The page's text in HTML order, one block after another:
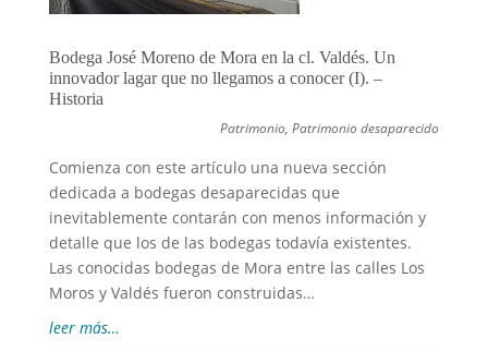
Bodega José Moreno de Mora en la cl. Valdés. Un
innovador lagar que no llegamos a conocer (I). –
Historia
Patrimonio,Patrimonio desaparecido
Comienza con este artículo una nueva sección
dedicada a bodegas desaparecidas que
inevitablemente contarán con menos información y
detalle que los de las bodegas todavía existentes.
Las conocidas bodegas de Mora entre las calles Los
Moros y Valdés fueron construidas…
leer más…